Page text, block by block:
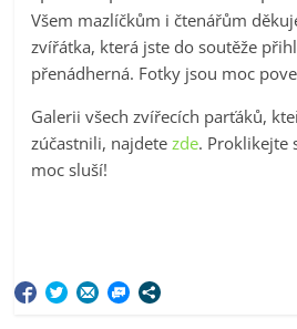
Všem mazlíčkům i čtenářům
zvířátka, která jste do soutěže
přenádherná. Fotky jsou moc
Galerii všech zvířecích parťáků,
zúčastnili, najdete zde. Proklikejte
moc sluší!